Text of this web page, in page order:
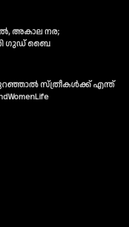
അകാല നര;
ഗുഡ് ബൈ
സ്ത്രീകള്‍ക്ക് എന്ത്